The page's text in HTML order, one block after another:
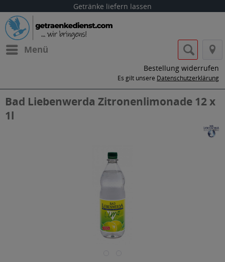
Getränke liefern lassen
Menü
Bestellung widerrufen
Es gilt unsere Datenschutzerklärung
Bad Liebenwerda Zitronenlimonade 12 x
1l